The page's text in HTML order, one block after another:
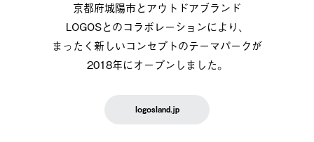
京都府城陽市とアウトドアブランド
LOGOSとのコラボレーションにより、
まったく新しいコンセプトのテーマパークが
2018年にオープンしました。
logosland.jp